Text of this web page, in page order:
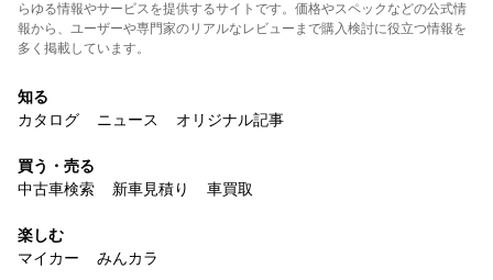
らゆる情報やサービスを提供するサイトです。価格やスペックなどの公式情
報から、ユーザーや専門家のリアルなレビューまで購入検討に役立つ情報を
多く掲載しています。
知る
カタログ
ニュース オリジナル記事
買う・売る
中古車検索
新車見積り 車買取
楽しむ
マイカー
みんカラ